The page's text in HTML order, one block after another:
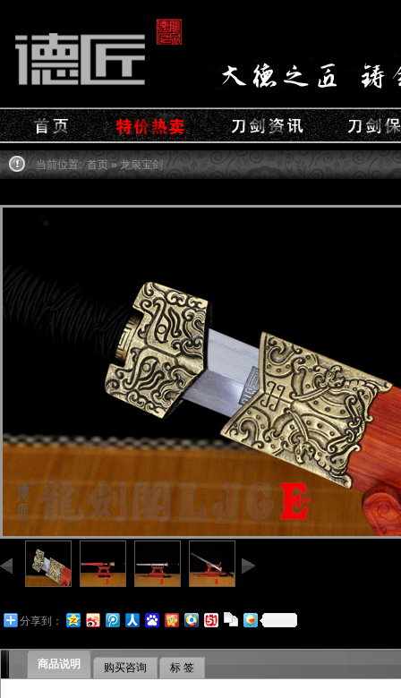
当前位置: 首页» 龙泉宝剑
分享到：
商品说明 购买咨询 标 签